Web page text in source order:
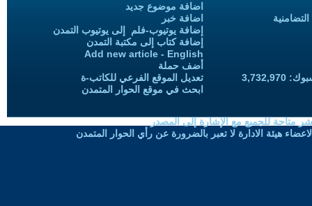
اضافة موضوع جديد
اضافة خبر
إضافة يوتيوب-فلم إلى يوتيوب التمدن
إضافة كتاب إلى مكتبة التمدن
Add new article - English
أضف حملة
تعديل الموقع الفرعي للكاتب-ة
ابحث في موقع الحوار المتمدن
متاحة للجميع مع الإشارة إلى المصدر
هيئة الادارة لا تعبر بالضرورة عن رأي الحوار المتمدن